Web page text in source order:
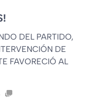
DEL PARTIDO,
DE
FAVORECIÓ AL